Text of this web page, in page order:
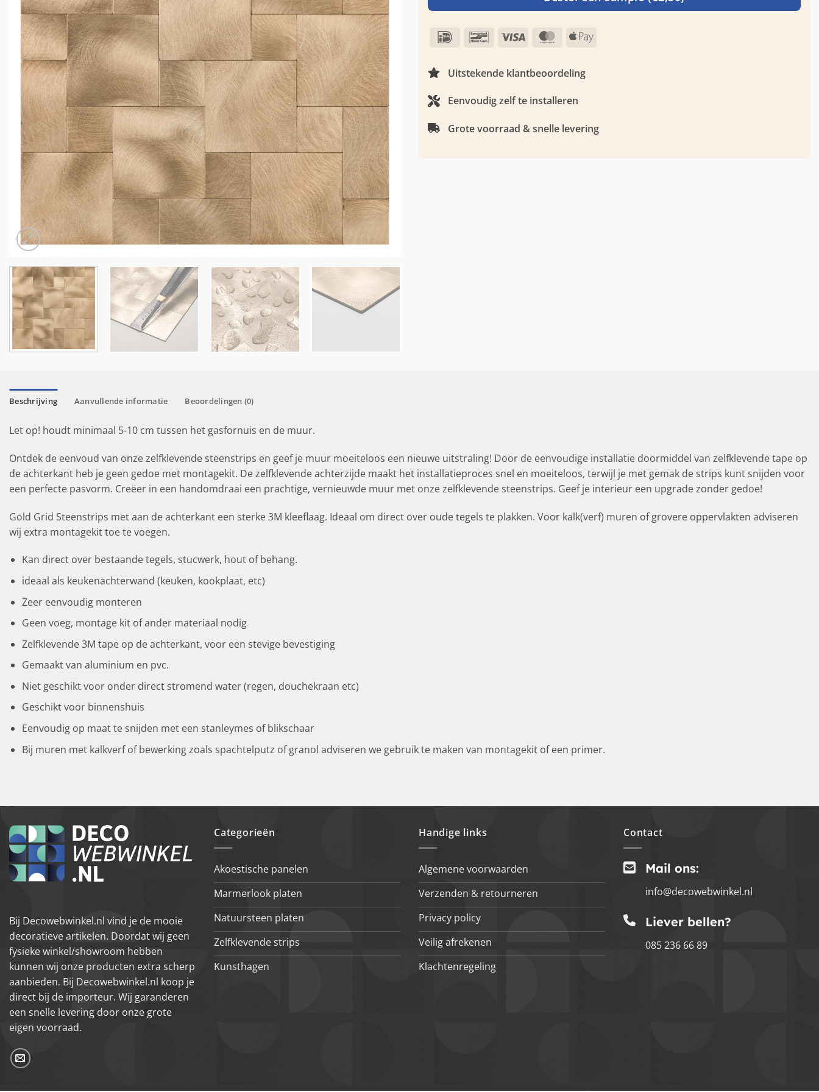
IDeal Bancontact
Visa MasterCard
Apple
Uitstekende klantbeoordeling
Eenvoudig zelf te installeren
Grote voorraad & snelle levering
Beschrijving Aanvullende informatie Beoordelingen (0)
Let op! houdt minimaal 5-10 cm tussen het gasfornuis en de muur.
Ontdek de eenvoud van onze zelfklevende steenstrips en geef je muur moeiteloos een nieuwe uitstraling! Door de eenvoudige installatie doormiddel van zelfklevende tape op
de achterkant heb je geen gedoe met montagekit. De zelfklevende achterzijde maakt het installatieproces snel en moeiteloos, terwijl je met gemak de strips kunt snijden voor
een perfecte pasvorm. Creëer in een handomdraai een prachtige, vernieuwde muur met onze zelfklevende steenstrips. Geef je interieur een upgrade zonder gedoe!
Gold Grid Steenstrips met aan de achterkant een sterke 3M kleeflaag. Ideaal om direct over oude tegels te plakken. Voor kalk(verf) muren of grovere oppervlakten adviseren
wij extra montagekit toe te voegen.
Kan direct over bestaande tegels, stucwerk, hout of behang.
ideaal als keukenachterwand (keuken, kookplaat, etc)
Zeer eenvoudig monteren
Geen voeg, montage kit of ander materiaal nodig
Zelfklevende 3M tape op de achterkant, voor een stevige bevestiging
Gemaakt van aluminium en pvc.
Niet geschikt voor onder direct stromend water (regen, douchekraan etc)
Geschikt voor binnenshuis
Eenvoudig op maat te snijden met een stanleymes of blikschaar
Bij muren met kalkverf of bewerking zoals spachtelputz of granol adviseren we gebruik te maken van montagekit of een primer.
Bij Decowebwinkel.nl vind je de mooie
decoratieve artikelen. Doordat wij geen
fysieke winkel/showroom hebben
kunnen wij onze producten extra scherp
aanbieden. Bij Decowebwinkel.nl koop je
direct bij de importeur. Wij garanderen
een snelle levering door onze grote
eigen voorraad.
Categorieën
Akoestische panelen
Marmerlook platen
Natuursteen platen
Zelfklevende strips
Kunsthagen
Handige links
Algemene voorwaarden
Verzenden & retourneren
Privacy policy
Veilig afrekenen
Klachtenregeling
Contact
Mail ons:
info@decowebwinkel.nl
Liever bellen?
085 236 66 89